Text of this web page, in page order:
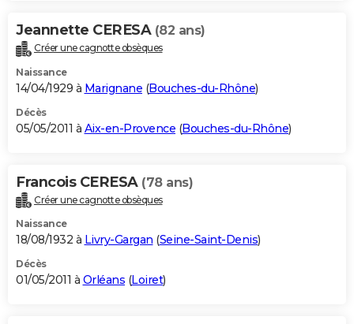
Jeannette CERESA (82 ans)
Créer une cagnotte obsèques
Naissance
14/04/1929 à Marignane (Bouches-du-Rhône)
Décès
05/05/2011 à Aix-en-Provence (Bouches-du-Rhône)
Francois CERESA (78 ans)
Créer une cagnotte obsèques
Naissance
18/08/1932 à Livry-Gargan (Seine-Saint-Denis)
Décès
01/05/2011 à Orléans (Loiret)